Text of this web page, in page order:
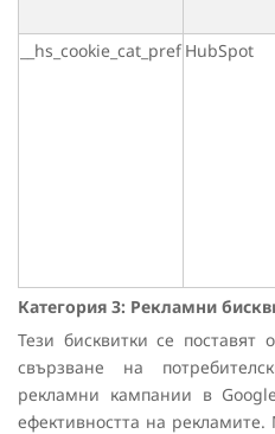
__hs_cookie_cat_pref HubSpot
Категория 3: Рекламни
Тези бисквитки се поставят
свързване на
рекламни кампании в
ефективността на